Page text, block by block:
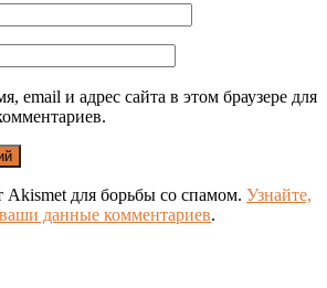
email и адрес сайта в этом браузере для
Akismet для борьбы со спамом. Узнайте,
данные комментариев.